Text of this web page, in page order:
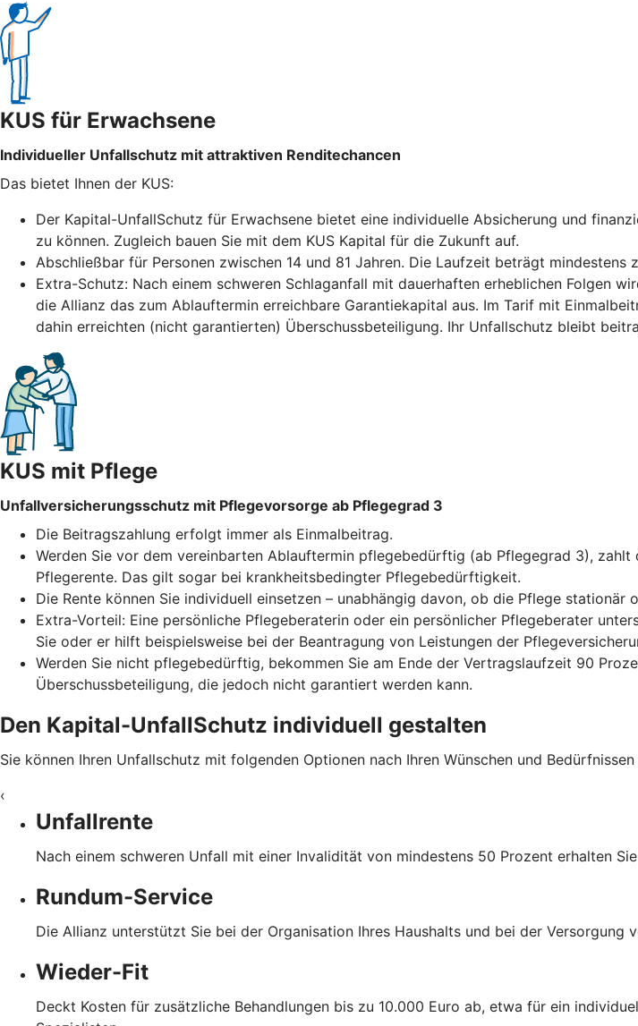
KUS für Erwachsene
Individueller Unfallschutz mit attraktiven Renditechancen
Das bietet Ihnen der KUS:
Der Kapital-UnfallSchutz für Erwachsene bietet eine individuelle Absicherung und
zu können. Zugleich bauen Sie mit dem KUS Kapital für die Zukunft auf.
Abschließbar für Personen zwischen 14 und 81 Jahren. Die Laufzeit beträgt
Extra-Schutz: Nach einem schweren Schlaganfall mit dauerhaften erheblichen Folgen
die Allianz das zum Ablauftermin erreichbare Garantiekapital aus. Im Tarif mit
dahin erreichten (nicht garantierten) Überschussbeteiligung. Ihr Unfallschutz bleibt
KUS mit Pflege
Unfallversicherungsschutz mit Pflegevorsorge ab Pflegegrad 3
Die Beitragszahlung erfolgt immer als Einmalbeitrag.
Werden Sie vor dem vereinbarten Ablauftermin pflegebedürftig (ab Pflegegrad 3),
Pflegerente. Das gilt sogar bei krankheitsbedingter Pflegebedürftigkeit.
Die Rente können Sie individuell einsetzen – unabhängig davon, ob die Pflege stationär
Extra-Vorteil: Eine persönliche Pflegeberaterin oder ein persönlicher Pflegeberater
Sie oder er hilft beispielsweise bei der Beantragung von Leistungen der
Werden Sie nicht pflegebedürftig, bekommen Sie am Ende der Vertragslaufzeit 90
Überschussbeteiligung, die jedoch nicht garantiert werden kann.
Den Kapital-UnfallSchutz individuell gestalten
Sie können Ihren Unfallschutz mit folgenden Optionen nach Ihren Wünschen und
‹
Unfallrente
Nach einem schweren Unfall mit einer Invalidität von mindestens 50 Prozent erhalten
Rundum-Service
Die Allianz unterstützt Sie bei der Organisation Ihres Haushalts und bei der Versorgung
Wieder-Fit
Deckt Kosten für zusätzliche Behandlungen bis zu 10.000 Euro ab, etwa für ein